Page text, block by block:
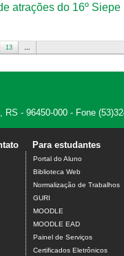
atrações do 16º Siepe
13
- 96450-000 - Fone
Para estudantes
Portal do Aluno
Biblioteca Web
Normalização de Trabalhos
GURI
MOODLE
MOODLE EAD
Painel de Serviços
Certificados Eletrônicos